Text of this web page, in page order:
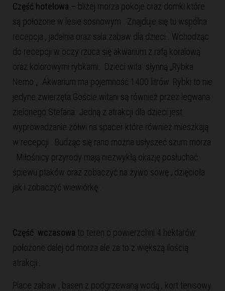
Część hotelowa – bliżej morza pokoje oraz domki które
są położone w lesie sosnowym . Znajduje się tu wspólna
recepcja , jadalnia oraz sala zabaw dla dzieci . Wchodząc
do recepcji w oczy rzuca się akwarium z rafą koralową
oraz kolorowymi rybkami. Dzieci wita słynną „Rybka
Nemo „ Akwarium ma pojemność 1400 litrów. Rybki to nie
jedyne zwierzęta Goście witani są również przez legwana
zielonego Stefana. Jedną z atrakcji dla dzieci jest
wyprowadzanie żółwi na spacer które również mieszkają
w recepcji . Budząc się rano można usłyszeć szum morza
. Miłośnicy przyrody mają niezwykłą okazję posłuchać
śpiewu ptaków oraz zobaczyć na żywo sowę , dzięcioła
jak i zobaczyć wiewiórkę .
Część wczasowa to teren o powierzchni 4 hektarów
położone dalej od morza ale za to z większą ilością
atrakcji :
Place zabaw , basen z podgrzewaną wodą , kort tenisowy